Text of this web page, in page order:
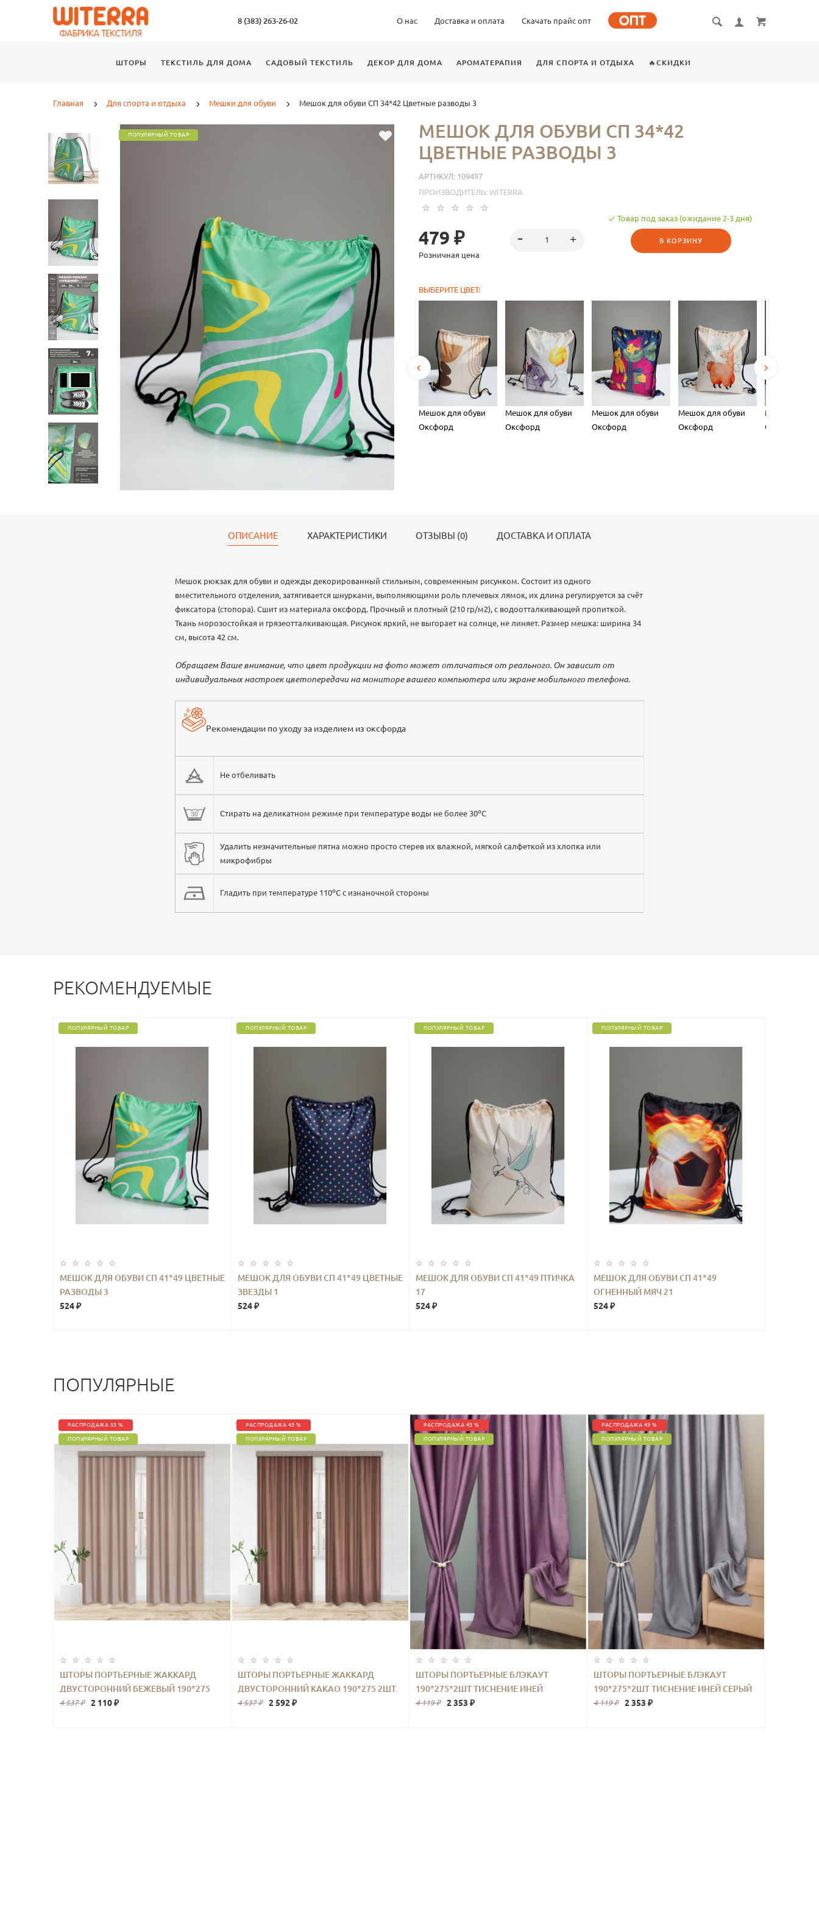
8 (383) 263-26-02 О нас Доставка и оплата Скачать прайс опт
ШТОРЫ ТЕКСТИЛЬ ДЛЯ ДОМА САДОВЫЙ ТЕКСТИЛЬ ДЕКОР ДЛЯ ДОМА АРОМАТЕРАПИЯ ДЛЯ СПОРТА И ОТДЫХА 🔥СКИДКИ
Главная Для спорта и отдыха Мешки для обуви Мешок для обуви СП 34*42 Цветные разводы 3
ПОПУЛЯРНЫЙ ТОВАР
МЕШОК ДЛЯ ОБУВИ СП 34*42
ЦВЕТНЫЕ РАЗВОДЫ 3
АРТИКУЛ: 109497
ПРОИЗВОДИТЕЛЬ: WITERRA
479 ₽
Розничная цена
Товар под заказ (ожидание 2-3 дня)
В КОРЗИНУ
ВЫБЕРИТЕ ЦВЕТ:
Мешок для обуви
Оксфорд
Мешок для обуви
Оксфорд
Мешок для обуви
Оксфорд
Мешок для обуви
Оксфорд
Мешок для обуви
Оксфорд
Мешок для обуви
Оксфорд
Мешок для обуви
Оксфорд
Мешок для обуви
Оксфорд
Мешок для
Оксфорд
ОПИСАНИЕ ХАРАКТЕРИСТИКИ ОТЗЫВЫ (0) ДОСТАВКА И ОПЛАТА
Мешок рюкзак для обуви и одежды декорированный стильным, современным рисунком. Состоит из одного
вместительного отделения, затягивается шнурками, выполняющими роль плечевых лямок, их длина регулируется за счёт
фиксатора (стопора). Сшит из материала оксфорд. Прочный и плотный (210 гр/м2), с водоотталкивающей пропиткой.
Ткань морозостойкая и грязеотталкивающая. Рисунок яркий, не выгорает на солнце, не линяет. Размер мешка: ширина 34
см, высота 42 см.
Обращаем Ваше внимание, что цвет продукции на фото может отличаться от реального. Он зависит от
индивидуальных настроек цветопередачи на мониторе вашего компьютера или экране мобильного телефона.
Рекомендации по уходу за изделием из оксфорда
Не отбеливать
Стирать на деликатном режиме при температуре воды не более 30oC
Удалить незначительные пятна можно просто стерев их влажной, мягкой салфеткой из хлопка или
микрофибры
Гладить при температуре 110oC с изнаночной стороны
РЕКОМЕНДУЕМЫЕ
ПОПУЛЯРНЫЙ ТОВАР
МЕШОК ДЛЯ ОБУВИ СП 41*49 ЦВЕТНЫЕ
РАЗВОДЫ 3
524 ₽
ПОПУЛЯРНЫЙ ТОВАР
МЕШОК ДЛЯ ОБУВИ СП 41*49 ЦВЕТНЫЕ
ЗВЕЗДЫ 1
524 ₽
ПОПУЛЯРНЫЙ ТОВАР
МЕШОК ДЛЯ ОБУВИ СП 41*49 ПТИЧКА
17
524 ₽
ПОПУЛЯРНЫЙ ТОВАР
МЕШОК ДЛЯ ОБУВИ СП 41*49
ОГНЕННЫЙ МЯЧ 21
524 ₽
ПОПУЛЯРНЫЕ
РАСПРОДАЖА 53 %
ПОПУЛЯРНЫЙ ТОВАР
ШТОРЫ ПОРТЬЕРНЫЕ ЖАККАРД
ДВУСТОРОННИЙ БЕЖЕВЫЙ 190*275
2ШТ.
4 537 ₽ 2 110 ₽
РАСПРОДАЖА 43 %
ПОПУЛЯРНЫЙ ТОВАР
ШТОРЫ ПОРТЬЕРНЫЕ ЖАККАРД
ДВУСТОРОННИЙ КАКАО 190*275 2ШТ.
4 537 ₽ 2 592 ₽
РАСПРОДАЖА 43 %
ПОПУЛЯРНЫЙ ТОВАР
ШТОРЫ ПОРТЬЕРНЫЕ БЛЭКАУТ
190*275*2ШТ ТИСНЕНИЕ ИНЕЙ
ФИОЛЕТОВЫЙ
4 119 ₽ 2 353 ₽
РАСПРОДАЖА 43 %
ПОПУЛЯРНЫЙ ТОВАР
ШТОРЫ ПОРТЬЕРНЫЕ БЛЭКАУТ
190*275*2ШТ ТИСНЕНИЕ ИНЕЙ СЕРЫЙ
4 119 ₽ 2 353 ₽